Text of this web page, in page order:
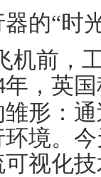
的“时
机前，
年，英
形：
境。
视化